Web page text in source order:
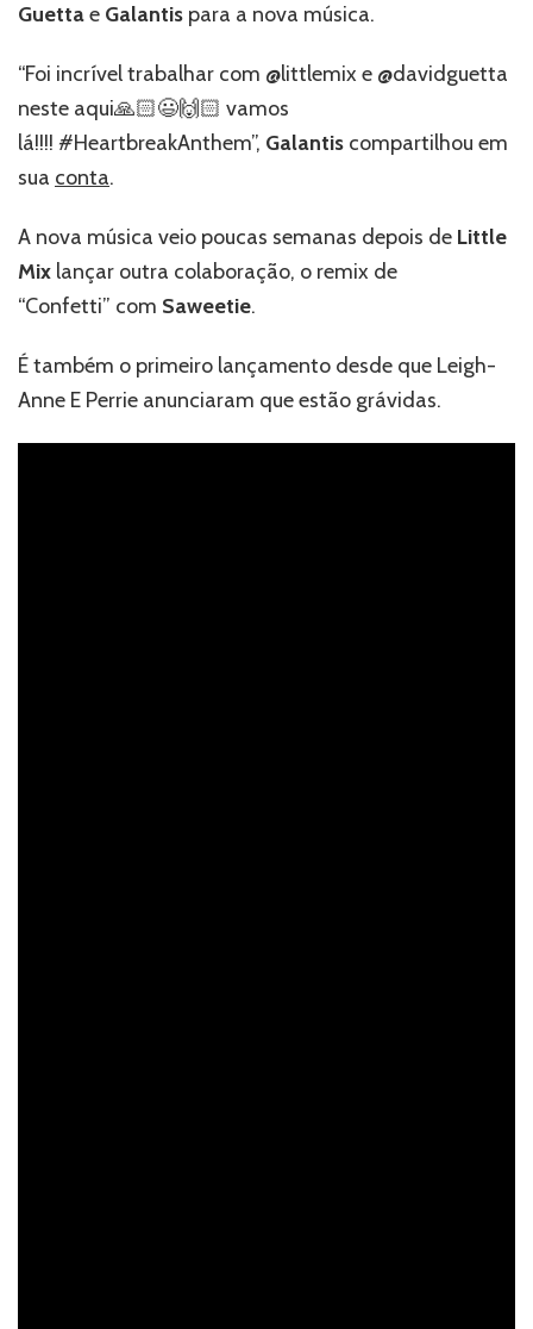
Guettae Galantis para a nova música.
“Foi incrível trabalhar com @littlemix e @davidguetta
neste aqui🙏🏻😃🙌🏻 vamos
lá!!!! #HeartbreakAnthem”, Galantis compartilhou em
sua conta.
A nova música veio poucas semanas depois de Little
Mix lançar outra colaboração, o remix de
“Confetti” com Saweetie.
É também o primeiro lançamento desde que Leigh-
Anne E Perrie anunciaram que estão grávidas.